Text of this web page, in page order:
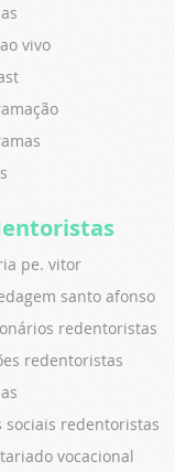
vivo
pe. vitor
santo afonso
redentoristas
redentoristas
sociais redentoristas
vocacional